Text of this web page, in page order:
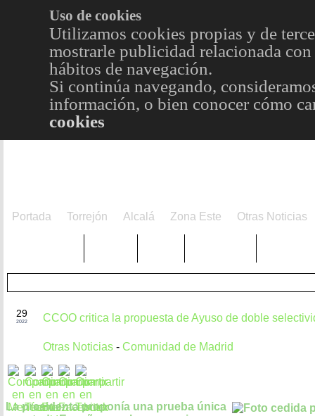
Uso de cookies
Utilizamos cookies propias y de
mostrarle publicidad relacionada
hábitos de navegación.
Si continúa navegando,
información, o bien conocer cómo
cookies
Portada Torrejón Alcalá Zona Este Otras Noticias
29
2022 CCOO critica la propuesta de Ayuso de doble
Otras Noticias - Comunidad de Madrid
La presidenta proponía una prueba única